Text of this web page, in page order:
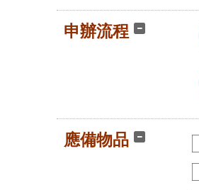
申辦流程
應備物品